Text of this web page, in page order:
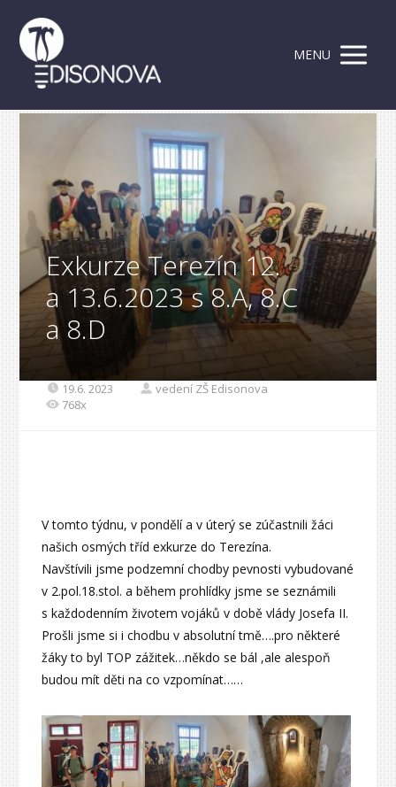
MENU
Exkurze Terezín 12.
a 13.6.2023 s 8.A, 8.C
a 8.D
19.6. 2023
vedení ZŠ Edisonova
768x
V tomto týdnu, v pondělí a v úterý se zúčastnili žáci
našich osmých tříd exkurze do Terezína.
Navštívili jsme podzemní chodby pevnosti vybudované
v 2.pol.18.stol. a během prohlídky jsme se seznámili
s každodenním životem vojáků v době vlády Josefa II.
Prošli jsme si i chodbu v absolutní tmě….pro některé
žáky to byl TOP zážitek…někdo se bál ,ale alespoň
budou mít děti na co vzpomínat……